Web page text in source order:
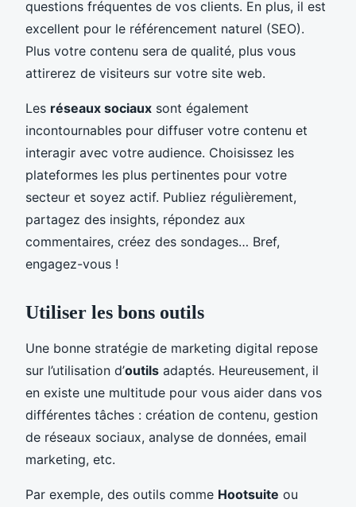
questions fréquentes de vos clients. En plus, il est
excellent pour le référencement naturel (SEO).
Plus votre contenu sera de qualité, plus vous
attirerez de visiteurs sur votre site web.
Les réseaux sociaux sont également
incontournables pour diffuser votre contenu et
interagir avec votre audience. Choisissez les
plateformes les plus pertinentes pour votre
secteur et soyez actif. Publiez régulièrement,
partagez des insights, répondez aux
commentaires, créez des sondages… Bref,
engagez-vous !
Utiliser les bons outils
Une bonne stratégie de marketing digital repose
sur l’utilisation d’outils adaptés. Heureusement, il
en existe une multitude pour vous aider dans vos
différentes tâches : création de contenu, gestion
de réseaux sociaux, analyse de données, email
marketing, etc.
Par exemple, des outils comme Hootsuite ou